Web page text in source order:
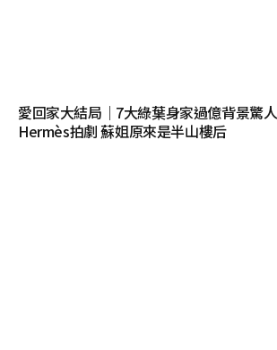
愛回家大結局｜7大綠葉身家過億背景驚
Hermès拍劇 蘇姐原來是半山樓后